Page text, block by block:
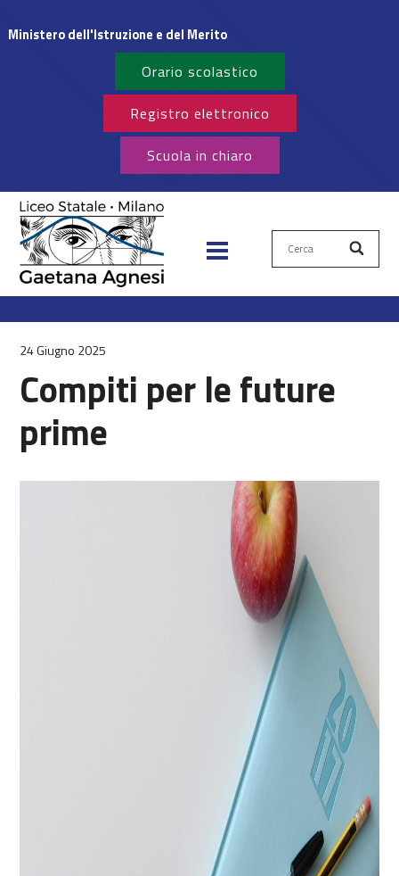
Ministero dell'Istruzione e del Merito
Orario scolastico
Registro elettronico
Scuola in chiaro
24 Giugno 2025
Compiti per le future
prime